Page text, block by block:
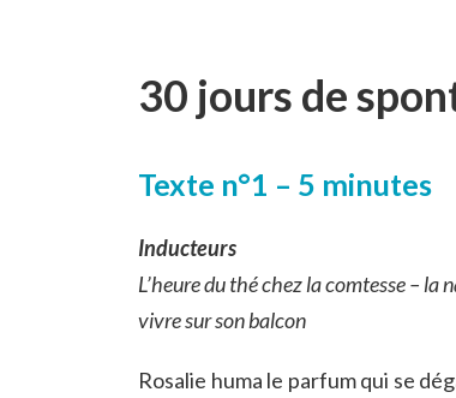
30 jours de
Texte n°1 – 5 minutes
Inducteurs
L’heure du thé chez la comtesse – la
vivre sur son balcon
Rosalie huma le parfum qui se